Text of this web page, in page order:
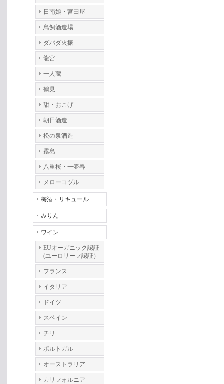
日南娘・宮田屋
鳥飼酒造場
ダバダ火振
龍宮
一人蔵
鶴見
甜・おこげ
朝日酒造
松の泉酒造
霧島
八重桜・一壷春
メローコヅル
梅酒・リキュール
みりん
ワイン
EUオーガニック認証
(ユーロリーフ認証）
フランス
イタリア
ドイツ
スペイン
チリ
ポルトガル
オーストラリア
カリフォルニア